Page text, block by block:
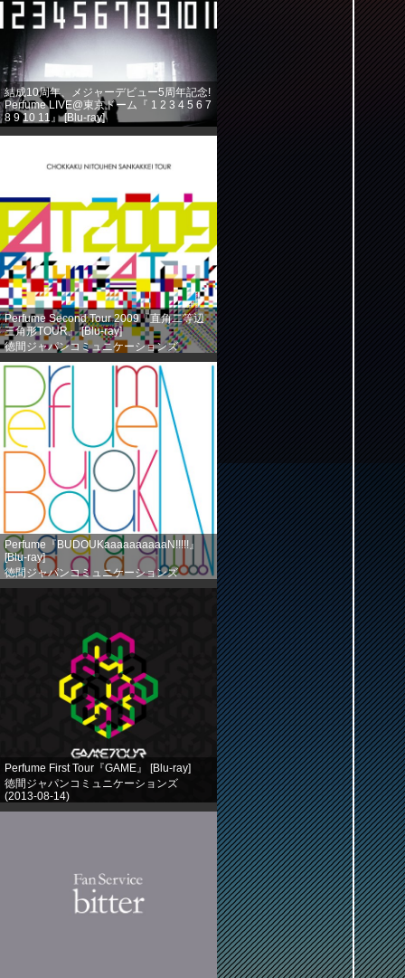
結成10周年、メジャーデビュー5周年記念!
Perfume LIVE@東京ドーム『 1 2 3 4 5 6 7
8 9 10 11』 [Blu-ray]
徳間ジャパンコミュニケーションズ
Perfume Second Tour 2009『直角二等辺
三角形TOUR』 [Blu-ray]
徳間ジャパンコミュニケーションズ
(2013-08-14)
売り上げランキング: 584
Perfume『BUDOUKaaaaaaaaaaN!!!!!』
[Blu-ray]
徳間ジャパンコミュニケーションズ
(2013-08-14)
Perfume First Tour『GAME』 [Blu-ray]
徳間ジャパンコミュニケーションズ
(2013-08-14)
売り上げランキング: 758